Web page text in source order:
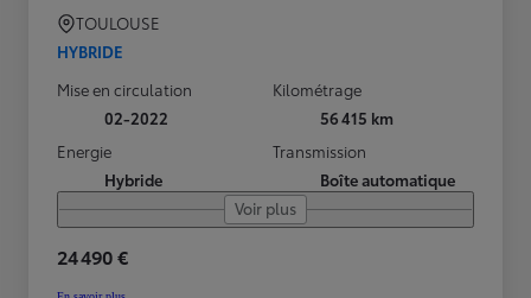
TOULOUSE
HYBRIDE
Mise en circulation
02-2022
Kilométrage
56 415 km
Energie
Hybride
Transmission
Boîte automatique
Voir plus
24 490 €